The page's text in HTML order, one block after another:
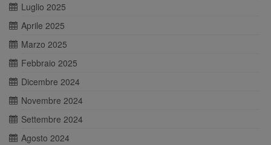
Luglio 2025
Aprile 2025
Marzo 2025
Febbraio 2025
Dicembre 2024
Novembre 2024
Settembre 2024
Agosto 2024